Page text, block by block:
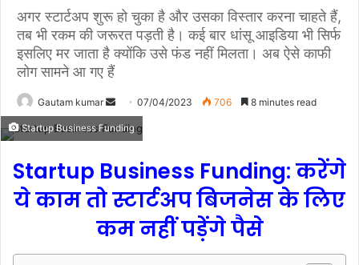
अगर स्टार्टअप शुरू हो चुका है और उसका विस्तार करना चाहते हैं,
तब भी रकम की जरूरत पड़ती है। कई बार धांसू आइडिया भी सिर्फ
इसलिए मर जाता है क्योंकि उसे फंड नहीं मिलता। अब ऐसे काफी
लोग सामने आ गए हैं
Gautam kumar
n
a
n
m
a
07/04/2023 706 8 minutes read
Startup Business Funding
Startup Business Funding: करेंगे
ये काम तो स्टार्टअप बिजनेस के लिए
कम नहीं पड़ेंगे पैसे